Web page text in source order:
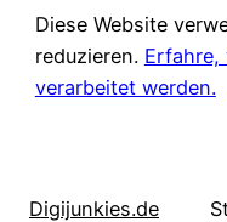
Diese Website
reduzieren. Erfahre,
verarbeitet werden.
Digijunkies.de